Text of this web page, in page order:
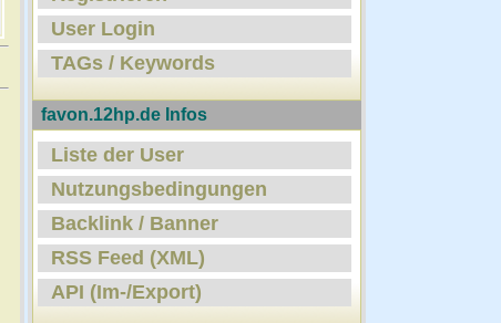
User Login
TAGs / Keywords
favon.12hp.de Infos
Liste der User
Nutzungsbedingungen
Backlink / Banner
RSS Feed (XML)
API (Im-/Export)